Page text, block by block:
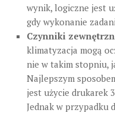
wynik, logiczne jest
gdy wykonanie
Czynniki
klimatyzacja mogą
nie w takim stopniu,
Najlepszym
jest użycie drukarek
Jednak w przypadku